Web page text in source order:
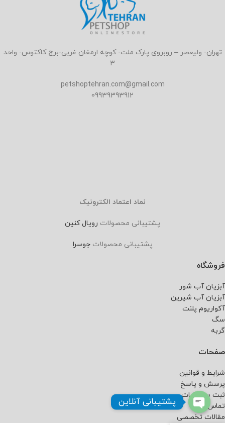
تهران- ولیعصر – روبروی پارک ملت- کوچه ارمغان غربی-برج کاکتوس- واحد
3
petshoptehran.com@gmail.com
09939393912
نماد اعتماد الکترونیک
پشتیبانی محصولات رویال کنین
پشتیبانی محصولاتجوسرا
فروشگاه
آبزیان آب شور
آبزیان آب شیرین
آکواریوم پلنت
سگ
گربه
صفحات
شرایط و قوانین
پرسش و پاسخ
ثبت سفارشات
تماس با ما
مقالات تخصصی
پشتیبانی آنلاین